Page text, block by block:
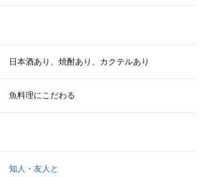
日本酒あり、焼酎あり、カクテルあり
魚料理にこだわる
知人・友人と